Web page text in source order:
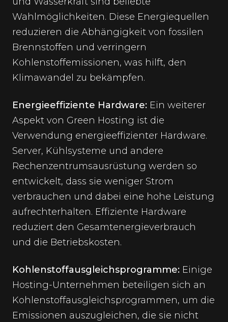
Wahlmöglichkeiten. Diese Energiequellen
reduzieren die Abhängigkeit von fossilen
Brennstoffen und verringern
Kohlenstoffemissionen, was hilft, den
Klimawandel zu bekämpfen.
Energieeffiziente Hardware: Ein weiterer
Aspekt von Green Hosting ist die
Verwendung energieeffizienter Hardware.
Server, Kühlsysteme und andere
Rechenzentrumsausrüstung werden so
entwickelt, dass sie weniger Strom
verbrauchen und dabei eine hohe Leistung
aufrechterhalten. Effiziente Hardware
reduziert den Gesamtenergieverbrauch
und die Betriebskosten.
Kohlenstoffausgleichsprogramme: Einige
Hosting-Unternehmen beteiligen sich an
Kohlenstoffausgleichsprogrammen, um die
Emissionen auszugleichen, die sie nicht